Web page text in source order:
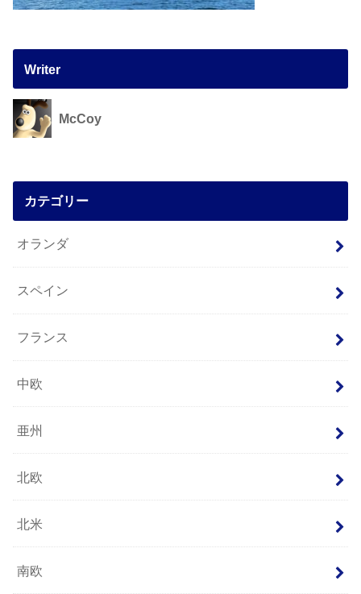
Writer
McCoy
カテゴリー
オランダ
スペイン
フランス
中欧
亜州
北欧
北米
南欧